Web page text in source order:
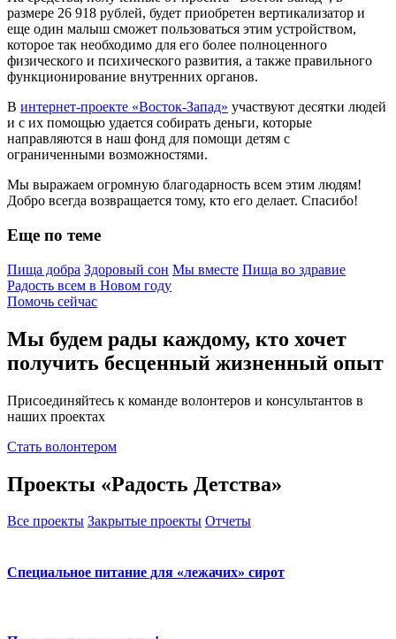
размере 26 918 рублей, будет приобретен вертикализатор и
еще один малыш сможет пользоваться этим устройством,
которое так необходимо для его более полноценного
физического и психического развития, а также правильного
функционирование внутренних органов.
В интернет-проекте «Восток-Запад» участвуют десятки людей
и с их помощью удается собирать деньги, которые
направляются в наш фонд для помощи детям с
ограниченными возможностями.
Мы выражаем огромную благодарность всем этим людям!
Добро всегда возвращается тому, кто его делает. Спасибо!
Еще по теме
Пища добра Здоровый сон Мы вместе Пища во здравие
Радость всем в Новом году
Помочь сейчас
Мы будем рады каждому, кто хочет
получить бесценный жизненный опыт
Присоединяйтесь к команде волонтеров и консультантов в
наших проектах
Стать волонтером
Проекты «Радость Детства»
Все проекты Закрытые проекты Отчеты
Специальное питание для «лежачих» сирот